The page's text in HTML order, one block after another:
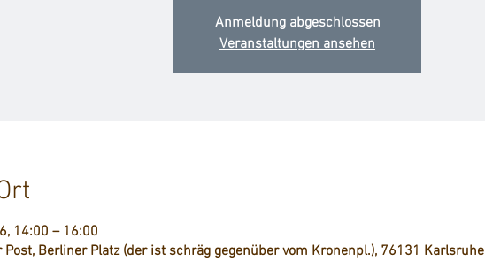
Anmeldung abgeschlossen
Veranstaltungen ansehen
14:00 – 16:00
Post, Berliner Platz (der ist schräg gegenüber vom Kronenpl.), 76131 Karlsruhe